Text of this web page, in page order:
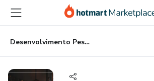
para
conteúdo
principal
para
pagamento
para
rodapé
Desenvolvimento Pessoal